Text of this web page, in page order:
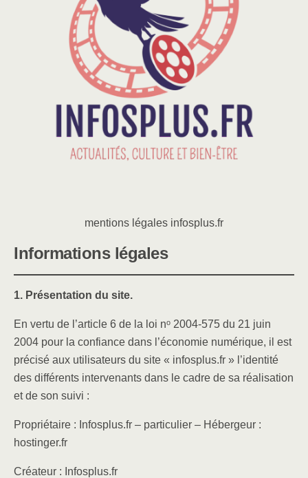
mentions légales infosplus.fr
Informations légales
1. Présentation du site.
En vertu de l’article 6 de la loi nᵒ 2004-575 du 21 juin
2004 pour la confiance dans l’économie numérique, il est
précisé aux utilisateurs du site « infosplus.fr » l’identité
des différents intervenants dans le cadre de sa réalisation
et de son suivi :
Propriétaire : Infosplus.fr – particulier – Hébergeur :
hostinger.fr
Créateur : Infosplus.fr